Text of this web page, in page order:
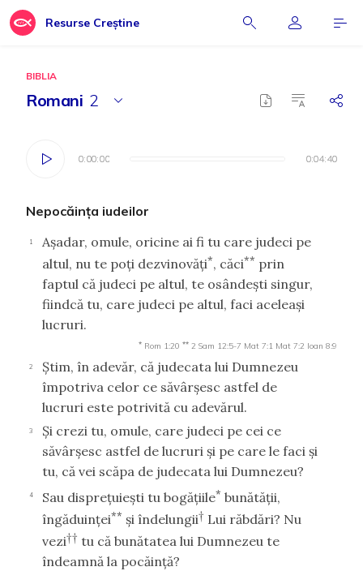
Resurse Creștine
BIBLIA
Romani 2
0:00:00 0:04:40
0:00:00 0:04:40
Nepocăinţa iudeilor
1
Aşadar, omule, oricine ai fi tu care judeci pe
altul, nu te poţi dezvinovăţi*, căci** prin
faptul că judeci pe altul, te osândeşti singur,
fiindcă tu, care judeci pe altul, faci aceleaşi
lucruri.
* Rom 1:20 ** 2 Sam 12:5-7 Mat 7:1 Mat 7:2 Ioan 8:9
2
Ştim, în adevăr, că judecata lui Dumnezeu
împotriva celor ce săvârşesc astfel de
lucruri este potrivită cu adevărul.
3
Şi crezi tu, omule, care judeci pe cei ce
săvârşesc astfel de lucruri şi pe care le faci şi
tu, că vei scăpa de judecata lui Dumnezeu?
4 Sau dispreţuieşti tu bogăţiile* bunătăţii,
îngăduinţei** şi îndelungii† Lui răbdări? Nu
vezi†† tu că bunătatea lui Dumnezeu te
îndeamnă la pocăinţă?